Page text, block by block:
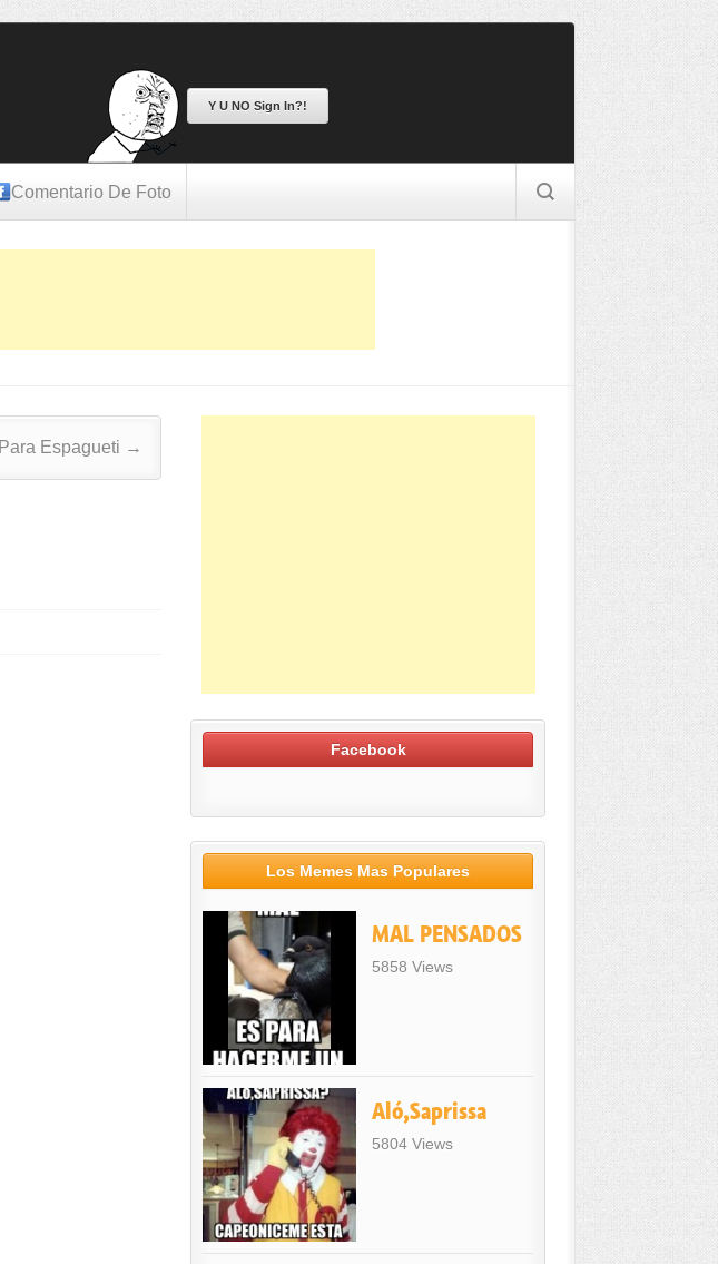
Y U NO Sign In?!
Comentario De Foto
Para Espagueti →
Facebook
Los Memes Mas Populares
MAL PENSADOS
5858 Views
Aló,Saprissa
5804 Views